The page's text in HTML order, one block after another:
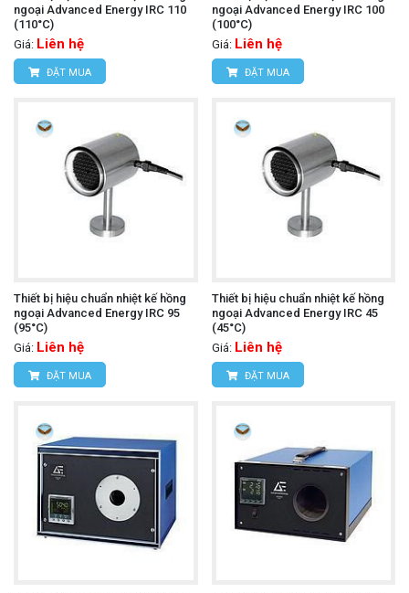
ngoại Advanced Energy IRC 110
(110°C)
Giá: Liên hệ
ĐẶT MUA
ngoại Advanced Energy IRC 100
(100°C)
Giá: Liên hệ
ĐẶT MUA
Thiết bị hiệu chuẩn nhiệt kế hồng
ngoại Advanced Energy IRC 95
(95°C)
Giá: Liên hệ
ĐẶT MUA
Thiết bị hiệu chuẩn nhiệt kế hồng
ngoại Advanced Energy IRC 45
(45°C)
Giá: Liên hệ
ĐẶT MUA